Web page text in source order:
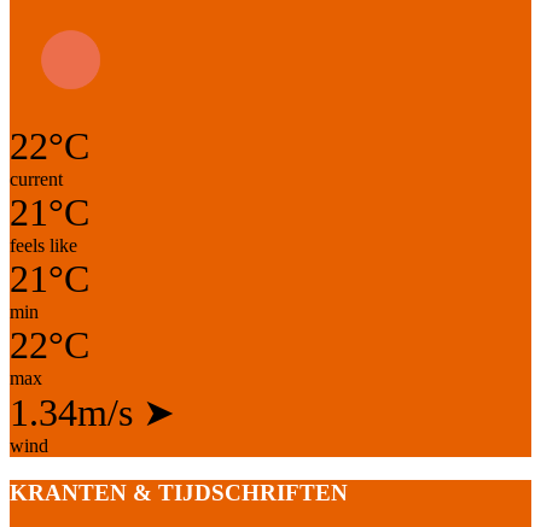
22°C
current
21°C
feels like
21°C
min
22°C
max
1.34m/s ➤
wind
KRANTEN & TIJDSCHRIFTEN